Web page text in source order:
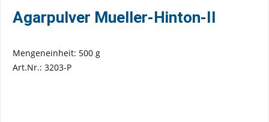
Agarpulver Mueller-Hinton-II
Mengeneinheit: 500 g
Art.Nr.: 3203-P